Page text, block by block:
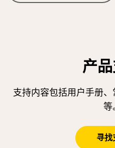
产
支持内容包括用户手册
等
寻找